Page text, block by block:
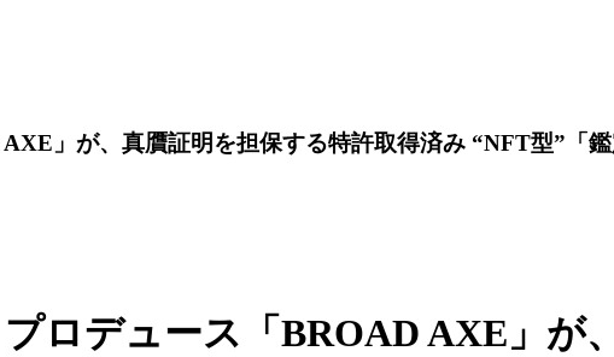
」が、真贋証明を担保する特許取得済み “NFT型”「
ロデュース「BROAD AXE」が